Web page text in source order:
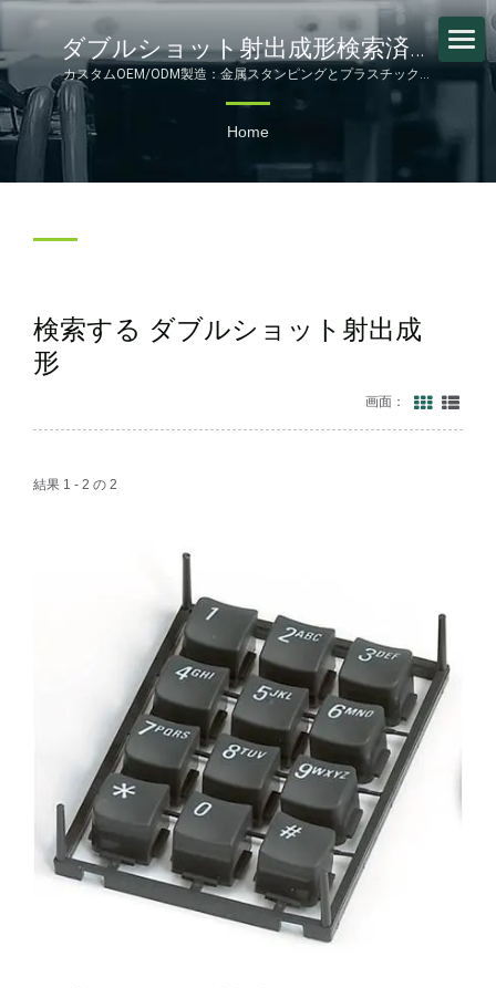
ダブルショット射出成形検索済み
| 40年以上の精密成形と電子機器
製造 – FORESHOT
カスタムOEM/ODM製造：金属スタンピングとプラスチック成
Home
検索する ダブルショット射出成
形
画面：
結果 1 - 2 の 2